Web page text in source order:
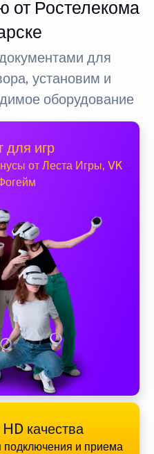
от Ростелекома
для
установим и
оборудование
для игр
от Леста Игры, VK
качества
и приема